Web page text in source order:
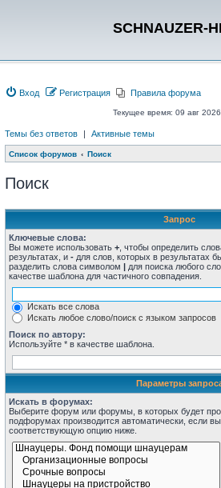
SCHNAUZER-
Вход Регистрация Правила форума
Текущее время: 09 авг
Темы без ответов | Активные темы
Список форумов Поиск
Поиск
Запрос
Ключевые слова:
Вы можете использовать + , чтобы определить
результатах, и - для слов, которых в результатах
разделить слова символом | для поиска любого
качестве шаблона для частичного совпадения.
Искать все слова
Искать любое слово/поиск с языком запросов
Поиск по автору:
Используйте * в качестве шаблона.
Параметры
Искать в форумах:
Выберите форум или форумы, в которых будет
подфорумах производится автоматически, если
соответствующую опцию ниже.